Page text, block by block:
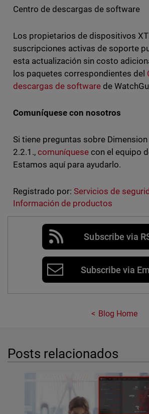
Centro de descargas de software
Los propietarios de dispositivos
suscripciones activas de soporte
esta actualización sin costo
los paquetes correspondientes del
descargas de softwarede
Comuníquese con nosotros
Si tiene preguntas sobre Dimension
2.2.1., comuníquesecon el equipo
Estamos aquí para ayudarlo.
Registrado por: Servicios de
Información de productos
Subscribe via
Subscribe via
Blog Home
Posts relacionados